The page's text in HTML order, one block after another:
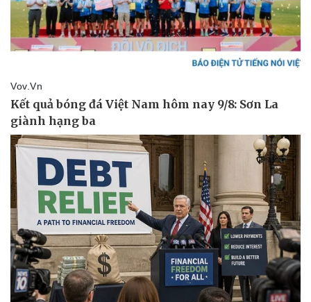
Kinh tế
Bất động sản
Khởi nghiệp
Thị trường
Giá vàng
Tiêu dùng